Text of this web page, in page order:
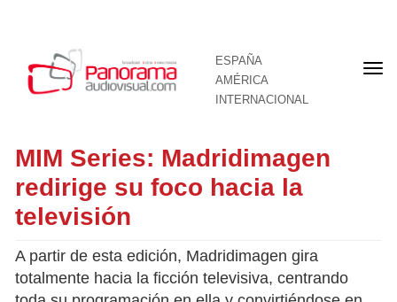
ESPAÑA
AMÉRICA
INTERNACIONAL
MIM Series: Madridimagen
redirige su foco hacia la
televisión
A partir de esta edición, Madridimagen gira
totalmente hacia la ficción televisiva, centrando